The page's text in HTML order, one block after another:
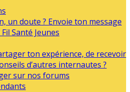
un doute ? Envoie ton message
Santé Jeunes
ton expérience, de recevoir
d’autres internautes ?
sur nos forums